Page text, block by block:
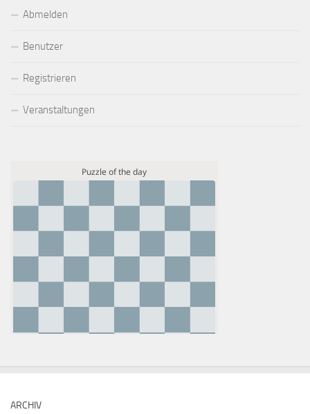
Abmelden
Benutzer
Registrieren
Veranstaltungen
ARCHIV